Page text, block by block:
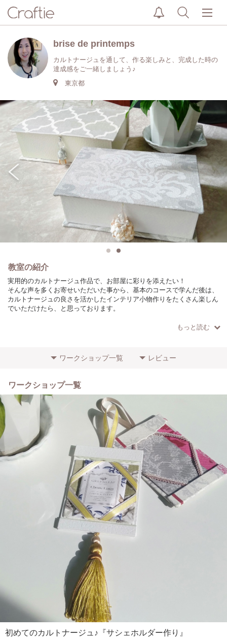
brise de printemps
カルトナージュを通して、作る楽しみと、完成した時の
達成感をご一緒しましょう♪
東京都
教室の紹介
実用的のカルトナージュ作品で、お部屋に彩りを添えたい！
そんな声を多くお寄せいただいた事から、基本のコースで学んだ後は、
カルトナージュの良さを活かしたインテリア小物作りをたくさん楽しん
でいただけたら、と思っております。
カルトナージュは興味はあるけど、はじめてで不安だわ。。（はじめは
当教室で大切にしている点は、楽しく作る！という事です。
体験レッスンでは、全てキットをご用意しておりますので、カルトナー
ジュが初めての方でもお気軽にお作りいただけます♪
どうぞお気軽にご参加下さいね！
もっと読む
ワークショップ一覧 レビュー
ワークショップ一覧
初めてのカルトナージュ♪『サシェホルダー作り』